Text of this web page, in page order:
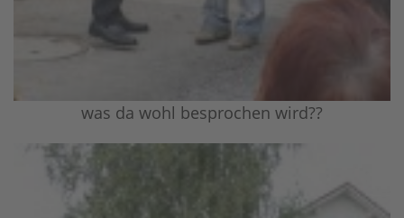
was da wohl besprochen wird??